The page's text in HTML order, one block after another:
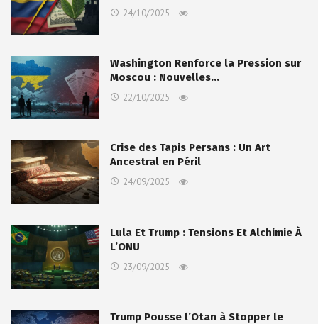
24/10/2025
Washington Renforce la Pression sur
Moscou : Nouvelles…
22/10/2025
Crise des Tapis Persans : Un Art
Ancestral en Péril
24/09/2025
Lula Et Trump : Tensions Et Alchimie À
L’ONU
23/09/2025
Trump Pousse l’Otan à Stopper le